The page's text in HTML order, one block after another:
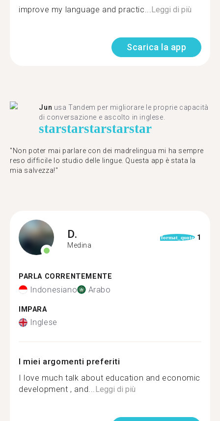
improve my language and practic...Leggi di più
Scarica la app
Jun usa Tandem per migliorare le proprie capacità
di conversazione e ascolto in inglese.
starstarstarstarstar
"Non poter mai parlare con dei madrelingua mi ha sempre
reso difficile lo studio delle lingue. Questa app è stata la
mia salvezza!"
D.
Medina
format_quote 1
PARLA CORRENTEMENTE
Indonesiano Arabo
IMPARA
Inglese
I miei argomenti preferiti
I love much talk about education and economic
development , and...Leggi di più